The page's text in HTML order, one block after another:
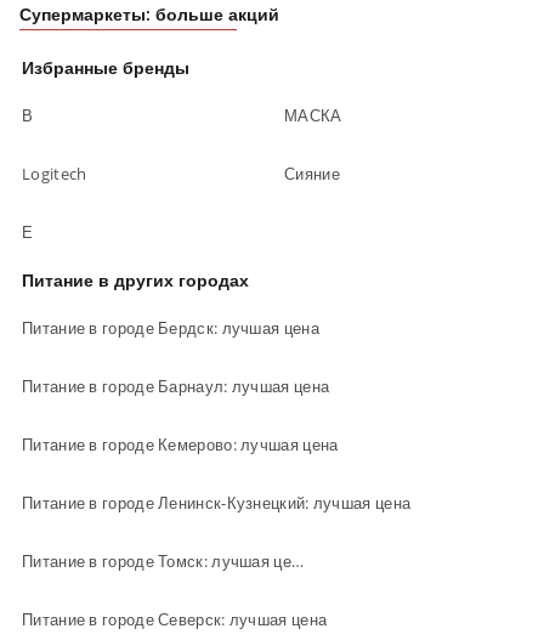
Супермаркеты: больше акций
Избранные бренды
В МАСКА
Logitech Сияние
Е
Питание в других городах
Питание в городе Бердск: лучшая цена
Питание в городе Барнаул: лучшая цена
Питание в городе Кемерово: лучшая цена
Питание в городе Ленинск-Кузнецкий: лучшая цена
Питание в городе Томск: лучшая цена
Питание в городе Северск: лучшая цена